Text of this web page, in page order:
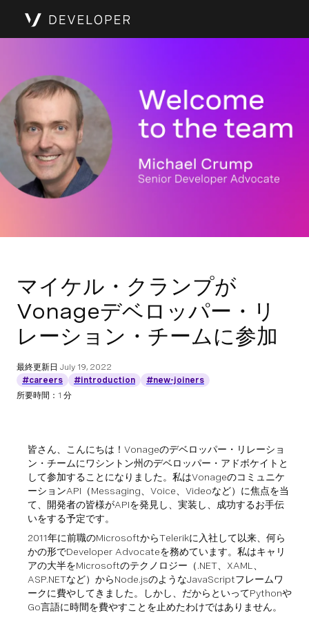
マイケル・クランプが
Vonageデベロッパー・リ
レーション・チームに参加
最終更新日 July 19, 2022
#careers
#introduction
#new-joiners
所要時間：1 分
皆さん、こんにちは！Vonageのデベロッパー・リレーショ
ン・チームにワシントン州のデベロッパー・アドボケイトと
して参加することになりました。私はVonageのコミュニケ
ーションAPI（Messaging、Voice、Videoなど）に焦点を当
て、開発者の皆様がAPIを発見し、実装し、成功するお手伝
いをする予定です。
2011年に前職のMicrosoftからTelerikに入社して以来、何ら
かの形でDeveloper Advocateを務めています。私はキャリ
アの大半をMicrosoftのテクノロジー（.NET、XAML、
ASP.NETなど）からNode.jsのようなJavaScriptフレームワ
ークに費やしてきました。しかし、だからといってPythonや
Go言語に時間を費やすことを止めたわけではありません。